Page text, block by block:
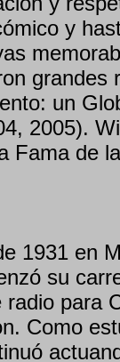
y
grandes
un
2005).
Fama de
1931 en
su
para
Como